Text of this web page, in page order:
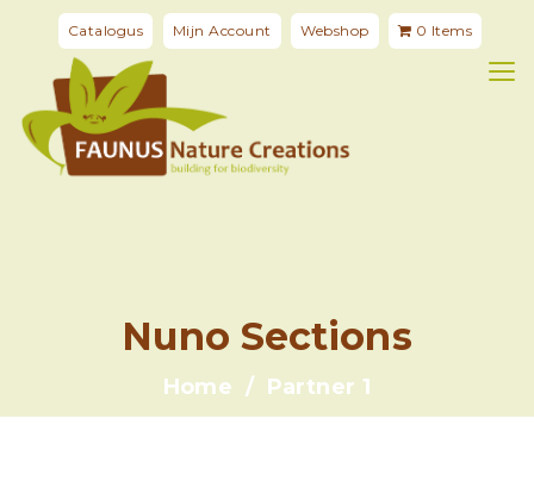
Catalogus Mijn Account Webshop 0 Items
Nuno Sections
Home Partner 1